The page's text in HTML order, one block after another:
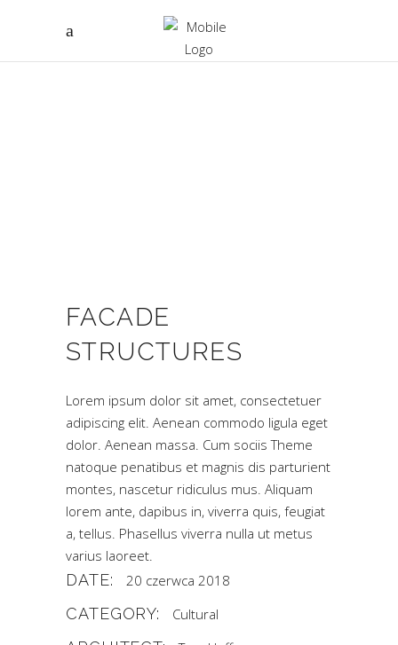
FACADE
STRUCTURES
Lorem ipsum dolor sit amet, consectetuer
adipiscing elit. Aenean commodo ligula eget
dolor. Aenean massa. Cum sociis Theme
natoque penatibus et magnis dis parturient
montes, nascetur ridiculus mus. Aliquam
lorem ante, dapibus in, viverra quis, feugiat
a, tellus. Phasellus viverra nulla ut metus
varius laoreet.
DATE: 20 czerwca 2018
CATEGORY: Cultural